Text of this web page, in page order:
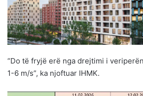
“Do të fryjë erë nga drejtimi i
1-6 m/s”, ka njoftuar IHMK.